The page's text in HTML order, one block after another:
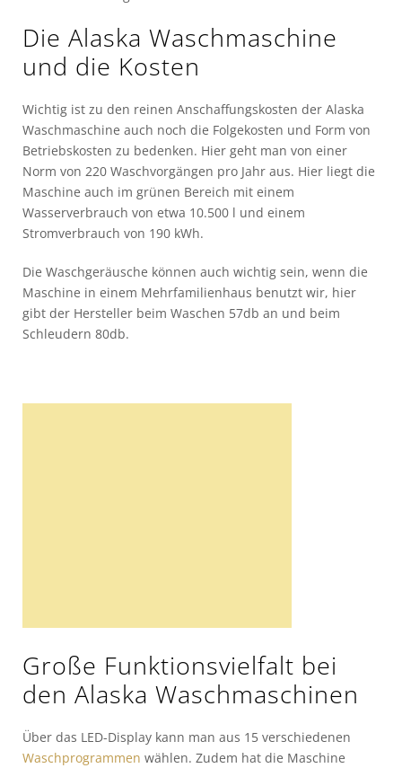
Die Alaska Waschmaschine
und die Kosten
Wichtig ist zu den reinen Anschaffungskosten der Alaska
Waschmaschine auch noch die Folgekosten und Form von
Betriebskosten zu bedenken. Hier geht man von einer
Norm von 220 Waschvorgängen pro Jahr aus. Hier liegt die
Maschine auch im grünen Bereich mit einem
Wasserverbrauch von etwa 10.500 l und einem
Stromverbrauch von 190 kWh.
Die Waschgeräusche können auch wichtig sein, wenn die
Maschine in einem Mehrfamilienhaus benutzt wir, hier
gibt der Hersteller beim Waschen 57db an und beim
Schleudern 80db.
Große Funktionsvielfalt bei
den Alaska Waschmaschinen
Über das LED-Display kann man aus 15 verschiedenen
Waschprogrammen wählen. Zudem hat die Maschine